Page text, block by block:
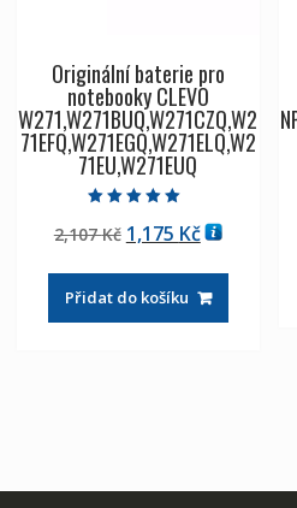
Originální baterie pro
notebooky CLEVO
W271,W271BUQ,W271CZQ,W2
71EFQ,W271EGQ,W271ELQ,W2
71EU,W271EUQ
5.00
z 5
2,107Kč Původní
byla:
2,107 Kč
1,175 KčAktuální
je:
1,175 Kč
Přidat do košíku